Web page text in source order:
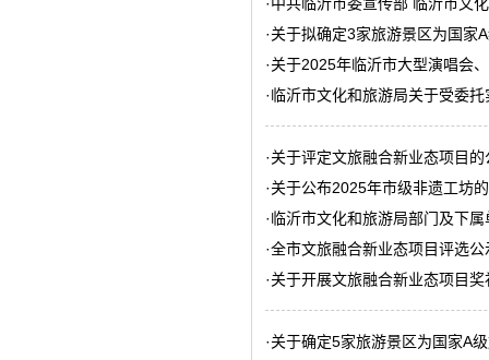
·关于拟确定3家旅游景区为国家
·关于2025年临沂市大型演唱会
·临沂市文化和旅游局关于受委
·关于评定文旅融合新业态项目的
·关于公布2025年市级非遗工坊
·临沂市文化和旅游局部门及下
·全市文旅融合新业态项目评选公
·关于开展文旅融合新业态项目
·关于确定5家旅游景区为国家A